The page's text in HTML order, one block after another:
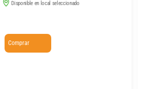
Disponible en local seleccionado
Comprar